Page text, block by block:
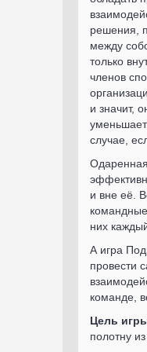
решения,
между
только
членов
и значит,
случае,
и вне её.
них
А игра
провести
команде,
Цель
полотну